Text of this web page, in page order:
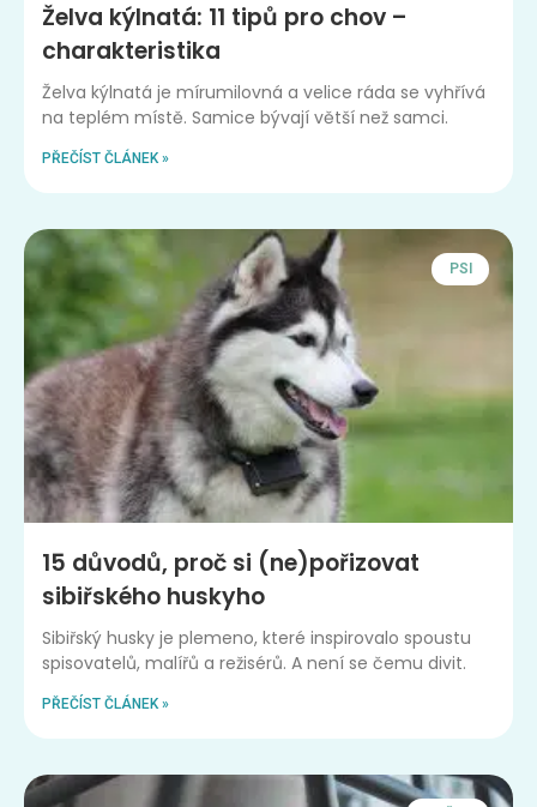
Želva kýlnatá: 11 tipů pro chov –
charakteristika
Želva kýlnatá je mírumilovná a velice ráda se vyhřívá
na teplém místě. Samice bývají větší než samci.
PŘEČÍST ČLÁNEK »
PSI
15 důvodů, proč si (ne)pořizovat
sibiřského huskyho
Sibiřský husky je plemeno, které inspirovalo spoustu
spisovatelů, malířů a režisérů. A není se čemu divit.
PŘEČÍST ČLÁNEK »